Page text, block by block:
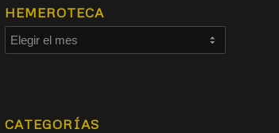
HEMEROTECA
CATEGORÍAS